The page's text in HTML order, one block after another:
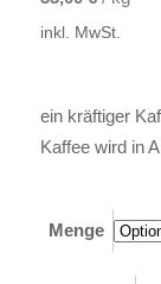
basierend
auf
inkl. MwSt.
ein kräftiger
Kaffee wird in
Menge